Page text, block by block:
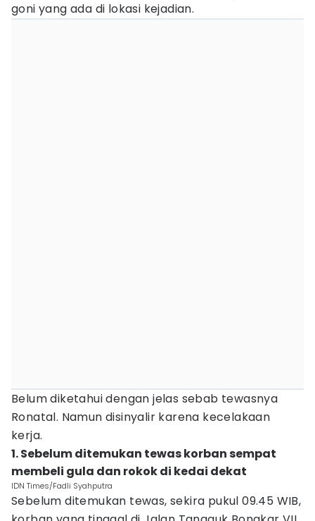
goni yang ada di lokasi kejadian.
Belum diketahui dengan jelas sebab tewasnya
Ronatal. Namun disinyalir karena kecelakaan
kerja.
1. Sebelum ditemukan tewas korban sempat
membeli gula dan rokok di kedai dekat
IDN Times/Fadli Syahputra
Sebelum ditemukan tewas, sekira pukul 09.45 WIB,